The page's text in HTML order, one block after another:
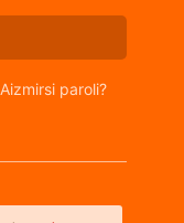
Aizmirsi paroli?